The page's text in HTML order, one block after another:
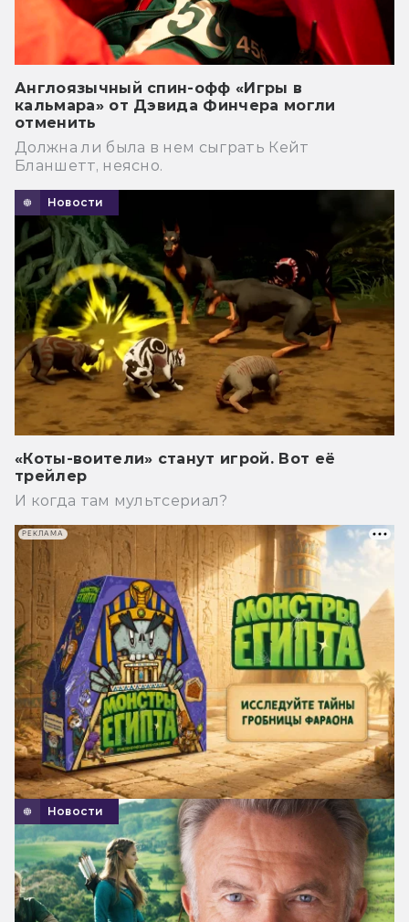
Англоязычный спин-офф «Игры в
кальмара» от Дэвида Финчера могли
отменить
Должна ли была в нем сыграть Кейт
Бланшетт, неясно.
Новости
«Коты-воители» станут игрой. Вот её
трейлер
И когда там мультсериал?
Новости
РЕКЛАМА